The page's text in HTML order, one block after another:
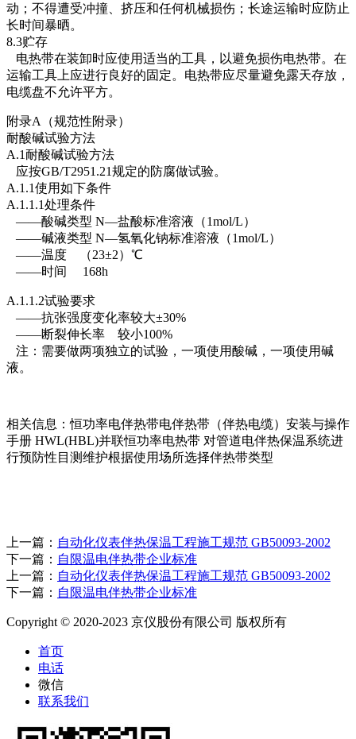
动；不得遭受冲撞、挤压和任何机械损伤；长途运输时应防止
长时间暴晒。
8.3贮存
电热带在装卸时应使用适当的工具，以避免损伤电热带。在
运输工具上应进行良好的固定。电热带应尽量避免露天存放，
电缆盘不允许平方。
附录A（规范性附录）
耐酸碱试验方法
A.1耐酸碱试验方法
应按GB/T2951.21规定的防腐做试验。
A.1.1使用如下条件
A.1.1.1处理条件
——酸碱类型 N—盐酸标准溶液（1mol/L）
——碱液类型 N—氢氧化钠标准溶液（1mol/L）
——温度 （23±2）℃
——时间 168h
A.1.1.2试验要求
——抗张强度变化率较大±30%
——断裂伸长率 较小100%
注：需要做两项独立的试验，一项使用酸碱，一项使用碱
液。
相关信息：恒功率电伴热带电伴热带（伴热电缆）安装与操作
手册 HWL(HBL)并联恒功率电热带 对管道电伴热保温系统进
行预防性目测维护根据使用场所选择伴热带类型
上一篇： 自动化仪表伴热保温工程施工规范 GB50093-2002
下一篇： 自限温电伴热带企业标准
上一篇： 自动化仪表伴热保温工程施工规范 GB50093-2002
下一篇： 自限温电伴热带企业标准
Copyright © 2020-2023 京仪股份有限公司 版权所有
首页
电话
微信
联系我们